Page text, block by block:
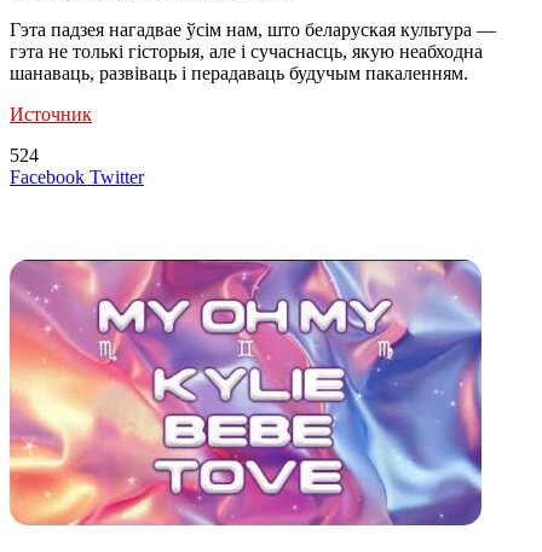
Гэта падзея нагадвае ўсім нам, што беларуская культура —
гэта не толькі гісторыя, але і сучаснасць, якую неабходна
шанаваць, развіваць і перадаваць будучым пакаленням.
Источник
524
Facebook TwitterLinkedIn
Tumblr
Reddit
Вконтакте
Одноклассники
Skype
Messenger
Messenger
WhatsApp
Telegram
Viber
Line
Поделиться
Печатать